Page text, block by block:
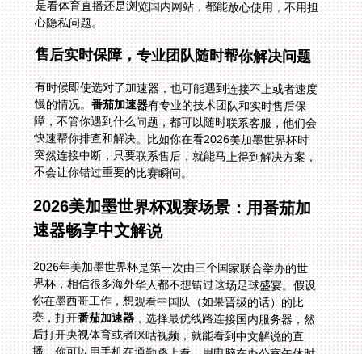
心隐私问题。
售后实时保障，专业团队随时帮你解决问题
有时候即使选对了加速器，也可能遇到连接不上或者速度
慢的情况。番茄加速器有专业的技术团队和实时售后保
障，不管你遇到什么问题，都可以随时联系客服，他们会
快速帮你排查和解决。比如你在看2026美加墨世界杯时
突然连接中断，只要联系售后，就能马上得到解决方案，
不会让你错过重要的比赛瞬间。
2026美加墨世界杯观赛场景：用番茄加
速器畅享中文解说
2026年美加墨世界杯是第一次由三个国家联合举办的世
界杯，相信很多海外华人都不想错过这场足球盛宴。假设
你在墨西哥工作，想观看中国队（如果晋级的话）的比
赛，打开番茄加速器，选择最优线路连接国内服务器，然
后打开央视体育或者咪咕视频，就能看到中文解说的直
播。你可以用手机在通勤路上看，用电脑在办公室午休时